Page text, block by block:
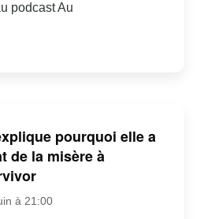
podcast Au
pourquoi elle a
de la misère à
à 21:00